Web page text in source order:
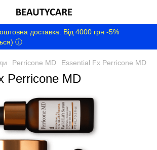
доставка. Від 4000 грн -5%
ⓘ
Perricone MD Essential Fx Perricone MD
Perricone MD